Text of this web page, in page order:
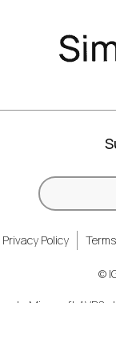
Privacy Policy
©
to Microsoft AVD?